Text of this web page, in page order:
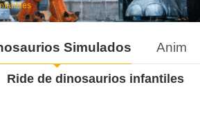
Simulados
Ride de dinosaurios infantiles